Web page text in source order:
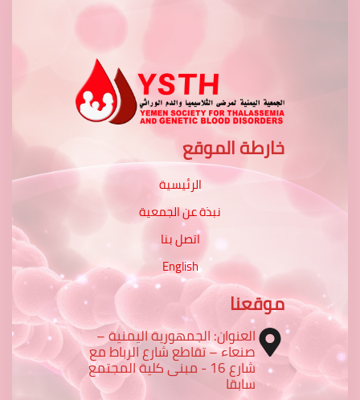
خارطة الموقع
الرئيسية
نبذة عن الجمعية
اتصل بنا
English
موقعنا
العنوان: الجمهورية اليمنية –
صنعاء – تقاطع شارع الرباط مع
شارع 16 - مبنى كلية المجتمع
سابقا